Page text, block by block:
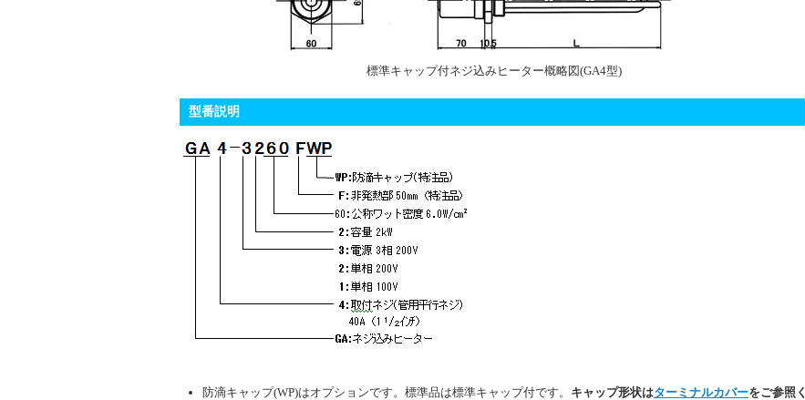
標準キャップ付ネジ込みヒーター概略図(GA4型)
型番説明
防滴キャップ(WP)はオプションです。標準品は標準キャップ付です。 キャップ形状はターミナルカバーをご参照く